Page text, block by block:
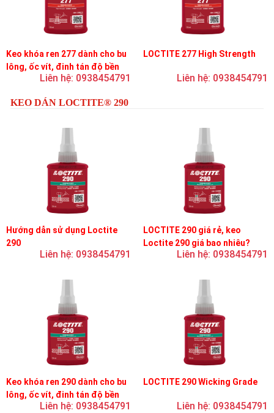
Keo khóa ren 277 dành cho bu
lông, ốc vít, đinh tán độ bền
cao, độ nhớt cao
Liên hệ: 0938454791
LOCTITE 277 High Strength
Liên hệ: 0938454791
KEO DÁN LOCTITE® 290
Hướng dẫn sử dụng Loctite
290
Liên hệ: 0938454791
LOCTITE 290 giá rẻ, keo
Loctite 290 giá bao nhiêu?
Liên hệ: 0938454791
Keo khóa ren 290 dành cho bu
lông, ốc vít, đinh tán độ bền
trung bình, độ nhớt thấp
Liên hệ: 0938454791
LOCTITE 290 Wicking Grade
Liên hệ: 0938454791